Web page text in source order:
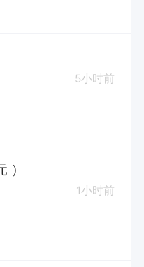
5小时前
）
1小时前